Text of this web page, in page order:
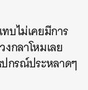
บไม่เคยมีการ
กลาโหมเลย
กรณ์ประหลาดๆ